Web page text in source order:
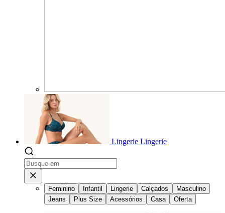
Lingerie Lingerie
Feminino Infantil Lingerie Calçados
Masculino
Jeans
Plus Size Acessórios Casa Oferta